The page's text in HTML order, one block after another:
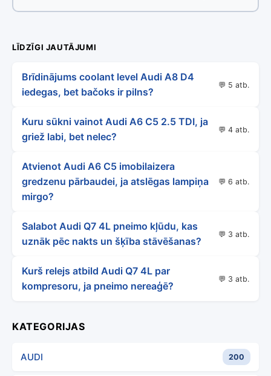
LĪDZĪGI JAUTĀJUMI
Brīdinājums coolant level Audi A8 D4
iedegas, bet bačoks ir pilns?
💬 5 atb.
Kuru sūkni vainot Audi A6 C5 2.5 TDI, ja
griež labi, bet nelec?
💬 4 atb.
Atvienot Audi A6 C5 imobilaizera
gredzenu pārbaudei, ja atslēgas lampiņa
mirgo?
💬 6 atb.
Salabot Audi Q7 4L pneimo kļūdu, kas
uznāk pēc nakts un šķība stāvēšanas?
💬 3 atb.
Kurš relejs atbild Audi Q7 4L par
kompresoru, ja pneimo nereaģē?
💬 3 atb.
KATEGORIJAS
AUDI 200